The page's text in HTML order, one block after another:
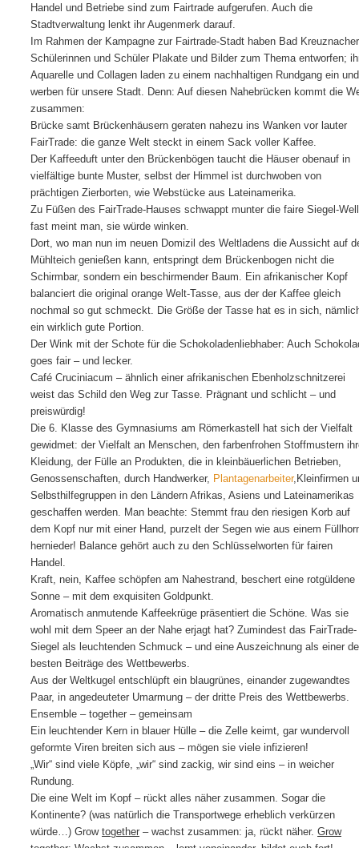
Handel und Betriebe sind zum Fairtrade aufgerufen. Auch die
Stadtverwaltung lenkt ihr Augenmerk darauf.
Im Rahmen der Kampagne zur Fairtrade-Stadt haben Bad Kreuznacher
Schülerinnen und Schüler Plakate und Bilder zum Thema entworfen;
Aquarelle und Collagen laden zu einem nachhaltigen Rundgang ein und
werben für unsere Stadt. Denn: Auf diesen Nahebrücken kommt die
zusammen:
Brücke samt Brückenhäusern geraten nahezu ins Wanken vor lauter
FairTrade: die ganze Welt steckt in einem Sack voller Kaffee.
Der Kaffeeduft unter den Brückenbögen taucht die Häuser obenauf in
vielfältige bunte Muster, selbst der Himmel ist durchwoben von
prächtigen Zierborten, wie Webstücke aus Lateinamerika.
Zu Füßen des FairTrade-Hauses schwappt munter die faire Siegel-
fast meint man, sie würde winken.
Dort, wo man nun im neuen Domizil des Weltladens die Aussicht auf
Mühlteich genießen kann, entspringt dem Brückenbogen nicht die
Schirmbar, sondern ein beschirmender Baum. Ein afrikanischer Kopf
balanciert die original orange Welt-Tasse, aus der der Kaffee gleich
nochmal so gut schmeckt. Die Größe der Tasse hat es in sich,
ein wirklich gute Portion.
Der Wink mit der Schote für die Schokoladenliebhaber: Auch
goes fair – und lecker.
Café Cruciniacum – ähnlich einer afrikanischen Ebenholzschnitzerei
weist das Schild den Weg zur Tasse. Prägnant und schlicht – und
preiswürdig!
Die 6. Klasse des Gymnasiums am Römerkastell hat sich der Vielfalt
gewidmet: der Vielfalt an Menschen, den farbenfrohen Stoffmustern
Kleidung, der Fülle an Produkten, die in kleinbäuerlichen Betrieben,
Genossenschaften, durch Handwerker, Plantagenarbeiter,Kleinfirmen
Selbsthilfegruppen in den Ländern Afrikas, Asiens und Lateinamerikas
geschaffen werden. Man beachte: Stemmt frau den riesigen Korb auf
dem Kopf nur mit einer Hand, purzelt der Segen wie aus einem
hernieder! Balance gehört auch zu den Schlüsselworten für fairen
Handel.
Kraft, nein, Kaffee schöpfen am Nahestrand, beschert eine rotgüldene
Sonne – mit dem exquisiten Goldpunkt.
Aromatisch anmutende Kaffeekrüge präsentiert die Schöne. Was sie
wohl mit dem Speer an der Nahe erjagt hat? Zumindest das FairTrade-
Siegel als leuchtenden Schmuck – und eine Auszeichnung als einer
besten Beiträge des Wettbewerbs.
Aus der Weltkugel entschlüpft ein blaugrünes, einander zugewandtes
Paar, in angedeuteter Umarmung – der dritte Preis des Wettbewerbs.
Ensemble – together – gemeinsam
Ein leuchtender Kern in blauer Hülle – die Zelle keimt, gar wundervoll
geformte Viren breiten sich aus – mögen sie viele infizieren!
„Wir“ sind viele Köpfe, „wir“ sind zackig, wir sind eins – in weicher
Rundung.
Die eine Welt im Kopf – rückt alles näher zusammen. Sogar die
Kontinente? (was natürlich die Transportwege erheblich verkürzen
würde…) Grow together – wachst zusammen: ja, rückt näher. Grow